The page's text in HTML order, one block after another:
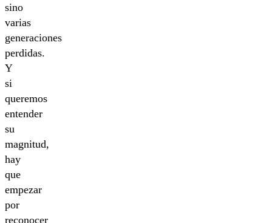
sino
varias
generaciones
perdidas.
Y
si
queremos
entender
su
magnitud,
hay
que
empezar
por
reconocer